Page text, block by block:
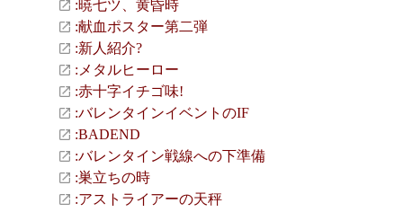
:暁七ツ、黄昏時
:献血ポスター第二弾
:新人紹介?
:メタルヒーロー
:赤十字イチゴ味!
:バレンタインイベントのIF
:BADEND
:バレンタイン戦線への下準備
:巣立ちの時
:アストライアーの天秤